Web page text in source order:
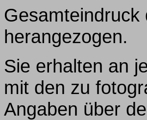
herangezogen.
Sie erhalten an
mit den zu
Angaben über